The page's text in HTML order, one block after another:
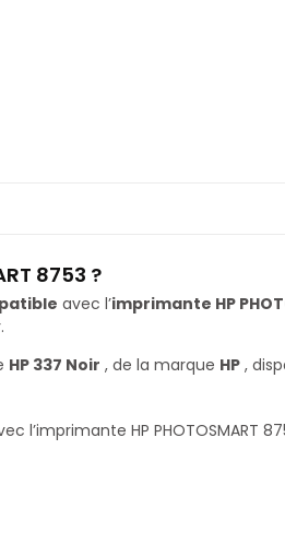
8753 ?
avec l’imprimante HP
HP 337 Noir , de la marque HP ,
l’imprimante HP PHOTOSMART